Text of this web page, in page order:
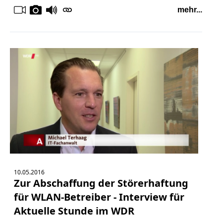
mehr...
10.05.2016
Zur Abschaffung der Störerhaftung
für WLAN-Betreiber - Interview für
Aktuelle Stunde im WDR